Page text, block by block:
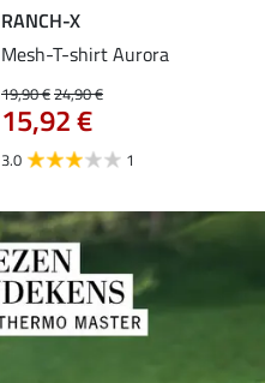
RANCH-X
Mesh-T-shirt Aurora
19,90 €24,90 €
15,92 €
3.0 1